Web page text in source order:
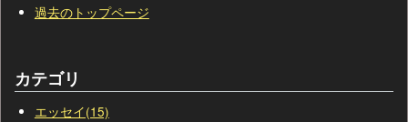
過去のトップページ
カテゴリ
エッセイ(15)